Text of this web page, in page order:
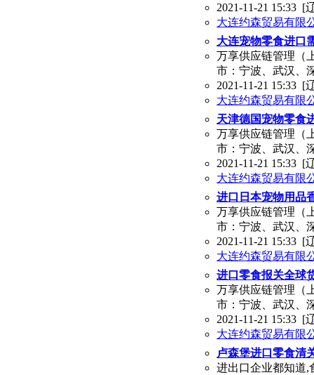
2021-11-21 15:33 [
大连约森贸易有限
大连宠物零食进口
万享供应链管理（
市：宁波、武汉、
2021-11-21 15:33 [
大连约森贸易有限
天津德国宠物零食
万享供应链管理（
市：宁波、武汉、
2021-11-21 15:33 [
大连约森贸易有限
进口日本宠物用品
万享供应链管理（
市：宁波、武汉、
2021-11-21 15:33 [
大连约森贸易有限
进口零食报关全球
万享供应链管理（
市：宁波、武汉、
2021-11-21 15:33 [
大连约森贸易有限
卢森堡进口零食清
进出口企业都知道,